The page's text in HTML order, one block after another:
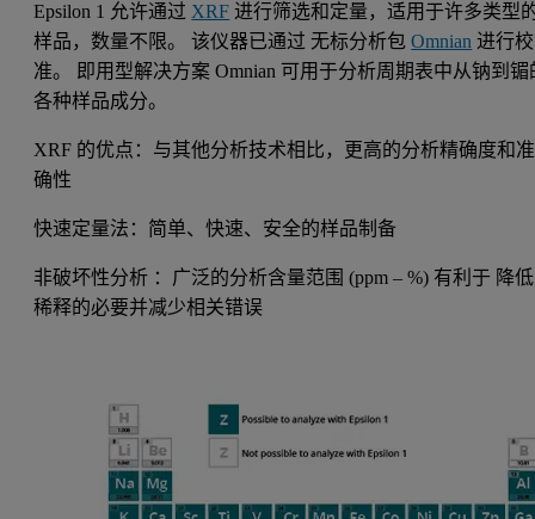
Epsilon 1 允许通过 XRF 进行筛选和定量，适用于许多类型
样品，数量不限。 该仪器已通过 无标分析包Omnian 进行校
准。 即用型解决方案 Omnian 可用于分析周期表中从钠到镅
各种样品成分。
XRF 的优点：与其他分析技术相比，更高的分析精确度和准
确性
快速定量法：简单、快速、安全的样品制备
非破坏性分析 ：广泛的分析含量范围 (ppm – %) 有利于 降低
稀释的必要并减少相关错误